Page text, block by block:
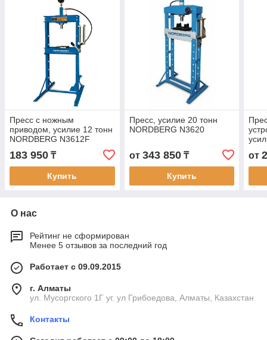
Пресс с ножным
приводом, усилие 12 тонн
NORDBERG N3612F
183 950 ₸
Купить
Пресс, усилие 20 тонн
NORDBERG N3620
от 343 850₸
Купить
от
О нас
Рейтинг не сформирован
Менее 5 отзывов за последний год
Работает с 09.09.2015
г. Алматы
ул. Мусоргского 1Г уг. ул Грибоедова, Алматы, Казахстан
Контакты